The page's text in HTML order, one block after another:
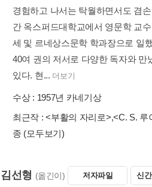
경험하고 나
간 옥스퍼드
세 및 르네상
40여 권의 저
수상 :
최근작 : <부
김선형 (옮긴이) 저자파일 신